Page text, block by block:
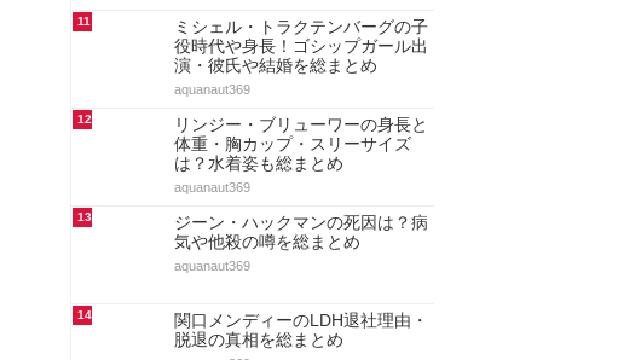
11
ミシェル・トラクテンバーグの子
役時代や身長！ゴシップガール出
演・彼氏や結婚を総まとめ
aquanaut369
12
リンジー・ブリューワーの身長と
体重・胸カップ・スリーサイズ
は？水着姿も総まとめ
aquanaut369
13
ジーン・ハックマンの死因は？病
気や他殺の噂を総まとめ
aquanaut369
14
関口メンディーのLDH退社理由・
脱退の真相を総まとめ